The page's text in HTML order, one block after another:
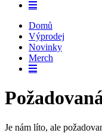
Domů
Výprodej
Novinky
Merch
Je nám líto, ale